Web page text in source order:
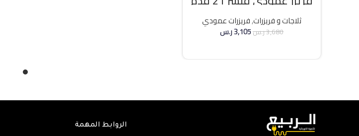
انفرتر – فضي
ثلاجات و فريزرات,فريزرات عمودي
3,680ر.س3,105ر.س
الروابط المهمة